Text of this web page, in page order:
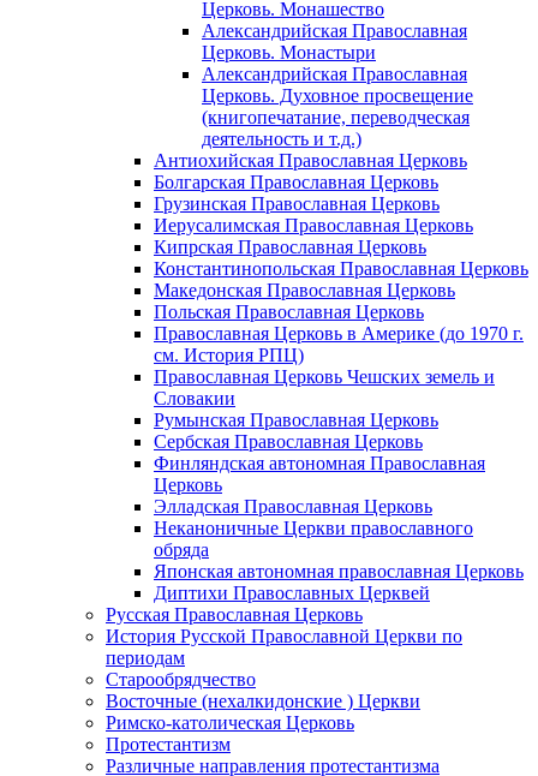
Церковь. Монашество
Александрийская Православная
Церковь. Монастыри
Александрийская Православная
Церковь. Духовное просвещение
(книгопечатание, переводческая
деятельность и т.д.)
Антиохийская Православная Церковь
Болгарская Православная Церковь
Грузинская Православная Церковь
Иерусалимская Православная Церковь
Кипрская Православная Церковь
Константинопольская Православная Церковь
Македонская Православная Церковь
Польская Православная Церковь
Православная Церковь в Америке (до 1970 г.
см. История РПЦ)
Православная Церковь Чешских земель и
Словакии
Румынская Православная Церковь
Сербская Православная Церковь
Финляндская автономная Православная
Церковь
Элладская Православная Церковь
Неканоничные Церкви православного
обряда
Японская автономная православная Церковь
Диптихи Православных Церквей
Русская Православная Церковь
История Русской Православной Церкви по
периодам
Старообрядчество
Восточные (нехалкидонские ) Церкви
Римско-католическая Церковь
Протестантизм
Различные направления протестантизма